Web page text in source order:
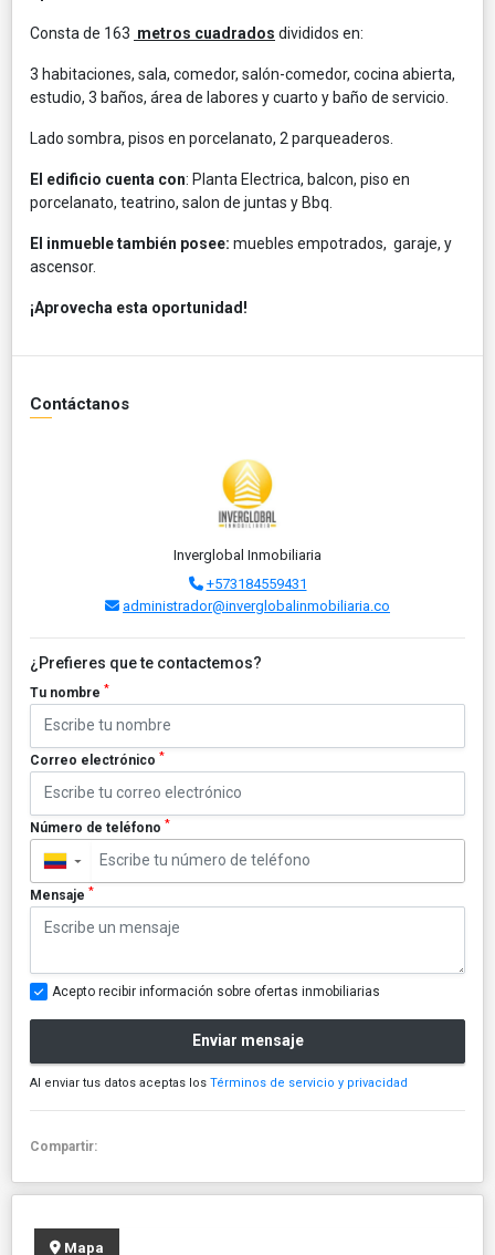
Consta de 163 metros cuadrados divididos en:
3 habitaciones, sala, comedor, salón-comedor, cocina abierta,
estudio, 3 baños, área de labores y cuarto y baño de servicio.
Lado sombra, pisos en porcelanato, 2 parqueaderos.
El edificio cuenta con: Planta Electrica, balcon, piso en
porcelanato, teatrino, salon de juntas y Bbq.
El inmueble también posee: muebles empotrados, garaje, y
ascensor.
¡Aprovecha esta oportunidad!
Contáctanos
Inverglobal Inmobiliaria
+573184559431
administrador@inverglobalinmobiliaria.co
¿Prefieres que te contactemos?
Tu nombre *
Correo electrónico *
Número de teléfono *
▼
Mensaje *
Acepto recibir información sobre ofertas inmobiliarias
Enviar mensaje
Al enviar tus datos aceptas los Términos de servicio y privacidad
Compartir:
Mapa